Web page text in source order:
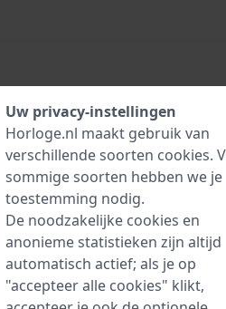
In Winkelwagen
Uw privacy-instellingen
Horloge.nl maakt gebruik van
verschillende soorten cookies.
sommige soorten hebben we je
toestemming nodig.
De noodzakelijke cookies en
anonieme statistieken zijn altijd
automatisch actief; als je op
"accepteer alle cookies" klikt,